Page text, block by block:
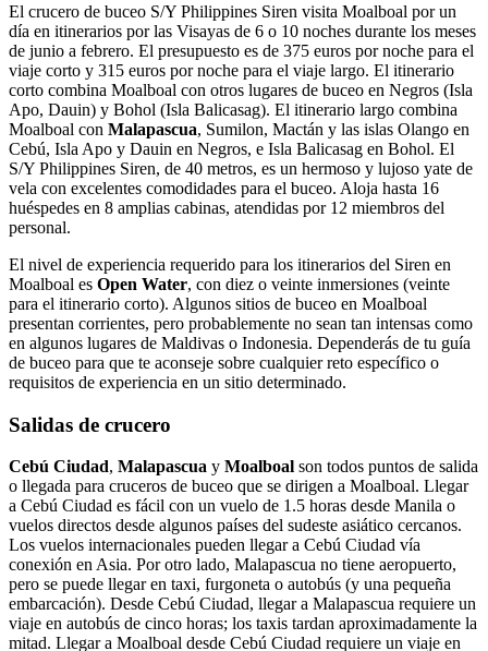
El crucero de buceo S/Y Philippines Siren visita Moalboal por un
día en itinerarios por las Visayas de 6 o 10 noches durante los meses
de junio a febrero. El presupuesto es de 375 euros por noche para el
viaje corto y 315 euros por noche para el viaje largo. El itinerario
corto combina Moalboal con otros lugares de buceo en Negros (Isla
Apo, Dauin) y Bohol (Isla Balicasag). El itinerario largo combina
Moalboal con Malapascua, Sumilon, Mactán y las islas Olango en
Cebú, Isla Apo y Dauin en Negros, e Isla Balicasag en Bohol. El
S/Y Philippines Siren, de 40 metros, es un hermoso y lujoso yate de
vela con excelentes comodidades para el buceo. Aloja hasta 16
huéspedes en 8 amplias cabinas, atendidas por 12 miembros del
personal.
El nivel de experiencia requerido para los itinerarios del Siren en
Moalboal es Open Water, con diez o veinte inmersiones (veinte
para el itinerario corto). Algunos sitios de buceo en Moalboal
presentan corrientes, pero probablemente no sean tan intensas como
en algunos lugares de Maldivas o Indonesia. Dependerás de tu guía
de buceo para que te aconseje sobre cualquier reto específico o
requisitos de experiencia en un sitio determinado.
Salidas de crucero
Cebú Ciudad, Malapascua y Moalboal son todos puntos de salida
o llegada para cruceros de buceo que se dirigen a Moalboal. Llegar
a Cebú Ciudad es fácil con un vuelo de 1.5 horas desde Manila o
vuelos directos desde algunos países del sudeste asiático cercanos.
Los vuelos internacionales pueden llegar a Cebú Ciudad vía
conexión en Asia. Por otro lado, Malapascua no tiene aeropuerto,
pero se puede llegar en taxi, furgoneta o autobús (y una pequeña
embarcación). Desde Cebú Ciudad, llegar a Malapascua requiere un
viaje en autobús de cinco horas; los taxis tardan aproximadamente la
mitad. Llegar a Moalboal desde Cebú Ciudad requiere un viaje en